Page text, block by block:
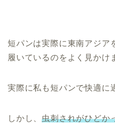
短パンは実際に東南アジア
履いているのをよく見かけ
実際に私も短パンで快適に
しかし、虫刺されがひどか